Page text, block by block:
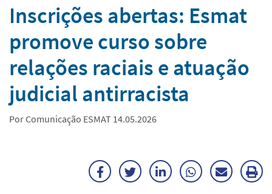
Página
Inicial
Inscrições abertas: Esmat
promove curso sobre
relações raciais e atuação
judicial antirracista
Por Comunicação ESMAT 14.05.2026
FacebookTwitterLinkedInWhatsApp
Enviar